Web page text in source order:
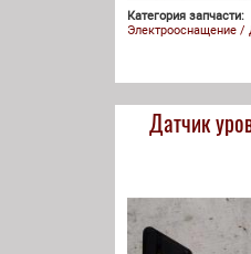
Категория запчасти:
Электрооснащение /
Датчик